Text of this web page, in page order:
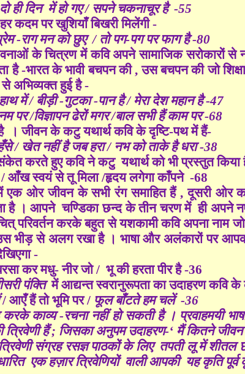
दिन में हो गए / सपने चकनाचूर है -55
कदम पर खुशियाँ बिखरी मिलेंगी -
-राग मन को छुए / तो पग-पग पर फाग है -80
के चित्रण में कवि अपने सामाजिक सरोकारों से
है -भारत के भावी बचपन की , उस बचपन की जो
से अभिव्यक्त हुई है -
में / बीड़ी -गुटका -पान है / मेरा देश महान है -47
पर /विज्ञापन ढेरों मगर /बाल सभी हैं काम पर -68
। जीवन के कटु यथार्थ कवि के दृष्टि-पथ में हैं-
/ खेत नहीं है जब हरा / नभ को ताके है धरा -38
करते हुए कवि ने कटु यथार्थ को भी प्रस्तुत किया
स्वयं से तू मिला /हृदय लगेगा काँपने -68
एक ओर जीवन के सभी रंग समाहित हैं , दूसरी ओर
है । आपने चण्डिका छन्द के तीन चरण में ही अपने
परिवर्तन करके बहुत से यशकामी कवि अपना नाम
भीड़ से अलग रखा है । भाषा और अलंकारों पर
-
कर मधु- नीर जो / भू की हरता पीर है -36
पंक्तिमें आद्यन्त स्वरानुरूपता का उदाहरण कवि के
आएँ हैं तो भूमि पर / फूल बाँटते हम चलें -36
काव्य -रचना नहीं हो सकती है । प्रवाहमयी
त्रिवेणी हैं ; जिसका अनुपम उदाहरण-‘ मैं कितने जीवन
संग्रह रसज्ञ पाठकों के लिए तपती लू में
एक हज़ार त्रिवेणियों वाली आपकी यह कृति पूर्व